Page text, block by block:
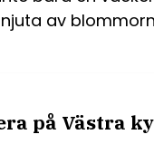
av
på Västra